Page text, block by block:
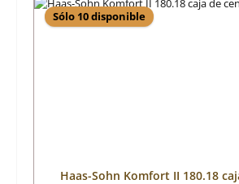
Sólo 10 disponible
Haas-Sohn Komfort II 180.18